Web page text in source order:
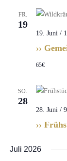
FR.
19
››
19. Juni /
65€
SO.
28
››
28. Juni /
Juli 2026